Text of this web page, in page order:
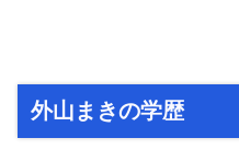
外山まきの学歴